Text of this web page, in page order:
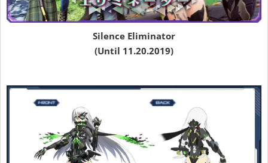
Silence Eliminator
(Until 11.20.2019)